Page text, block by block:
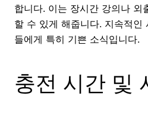
합니다. 이는 장시간 강의나 외
할 수 있게 해줍니다. 지속적인
들에게 특히 기쁜 소식입니다.
충전 시간 및